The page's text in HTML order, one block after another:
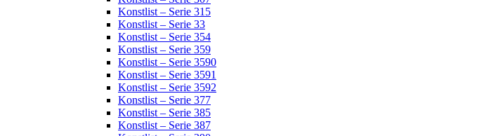
Konstlist – Serie 315
Konstlist – Serie 33
Konstlist – Serie 354
Konstlist – Serie 359
Konstlist – Serie 3590
Konstlist – Serie 3591
Konstlist – Serie 3592
Konstlist – Serie 377
Konstlist – Serie 385
Konstlist – Serie 387